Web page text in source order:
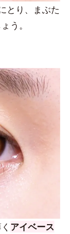
とり、まぶた
う。
アイベース